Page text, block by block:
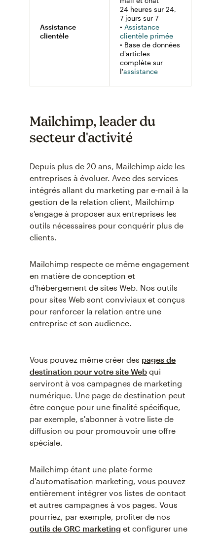
Assistance
clientèle
24 heures sur 24,
7 jours sur 7
• Assistance
clientèle primée
• Base de données
d'articles
complète sur
l'assistance
Mailchimp, leader du
secteur d'activité
Depuis plus de 20 ans, Mailchimp aide les
entreprises à évoluer. Avec des services
intégrés allant du marketing par e-mail à la
gestion de la relation client, Mailchimp
s'engage à proposer aux entreprises les
outils nécessaires pour conquérir plus de
clients.
Mailchimp respecte ce même engagement
en matière de conception et
d'hébergement de sites Web. Nos outils
pour sites Web sont conviviaux et conçus
pour renforcer la relation entre une
entreprise et son audience.
Vous pouvez même créer des pages de
destination pour votre site Web qui
serviront à vos campagnes de marketing
numérique. Une page de destination peut
être conçue pour une finalité spécifique,
par exemple, s'abonner à votre liste de
diffusion ou pour promouvoir une offre
spéciale.
Mailchimp étant une plate-forme
d'automatisation marketing, vous pouvez
entièrement intégrer vos listes de contact
et autres campagnes à vos pages. Vous
pourriez, par exemple, profiter de nos
outils de GRC marketing et configurer une